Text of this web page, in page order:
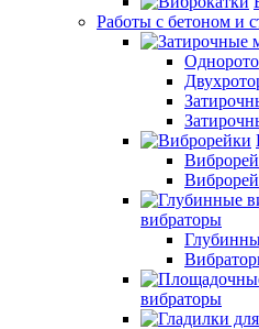
Работы с бетоном и
вибраторы
вибраторы